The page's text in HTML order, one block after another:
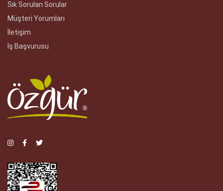
Sık Sorulan Sorular
Müşteri Yorumları
İletişim
İş Başvurusu